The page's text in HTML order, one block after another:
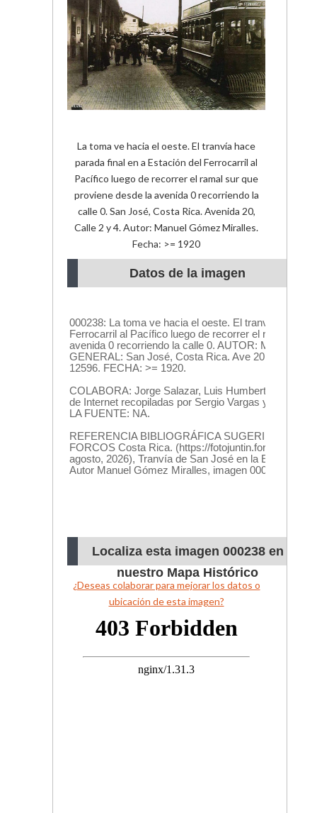
La toma ve hacia el oeste. El tranvía hace
parada final en a Estación del Ferrocarril al
Pacífico luego de recorrer el ramal sur que
proviene desde la avenida 0 recorriendo la
calle 0. San José, Costa Rica. Avenida 20,
Calle 2 y 4. Autor: Manuel Gómez Miralles.
Fecha: >= 1920
Datos de la imagen
Localiza esta imagen 000238 en
nuestro Mapa Histórico
¿Deseas colaborar para mejorar los datos o
ubicación de esta imagen?